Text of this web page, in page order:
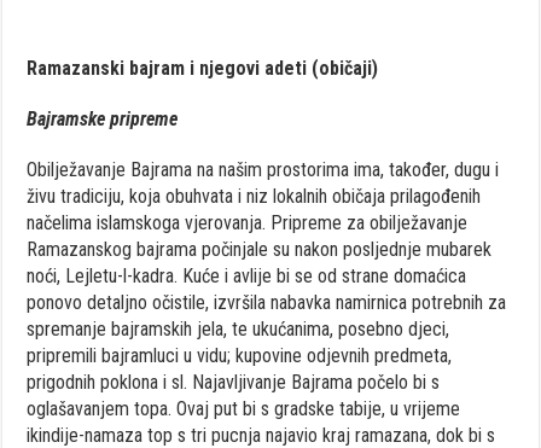
Ramazanski bajram i njegovi adeti (običaji)
Bajramske pripreme
Obilježavanje Bajrama na našim prostorima ima, također, dugu i
živu tradiciju, koja obuhvata i niz lokalnih običaja prilagođenih
načelima islamskoga vjerovanja. Pripreme za obilježavanje
Ramazanskog bajrama počinjale su nakon posljednje mubarek
noći, Lejletu-l-kadra. Kuće i avlije bi se od strane domaćica
ponovo detaljno očistile, izvršila nabavka namirnica potrebnih za
spremanje bajramskih jela, te ukućanima, posebno djeci,
pripremili bajramluci u vidu; kupovine odjevnih predmeta,
prigodnih poklona i sl. Najavljivanje Bajrama počelo bi s
oglašavanjem topa. Ovaj put bi s gradske tabije, u vrijeme
ikindije-namaza top s tri pucnja najavio kraj ramazana, dok bi s